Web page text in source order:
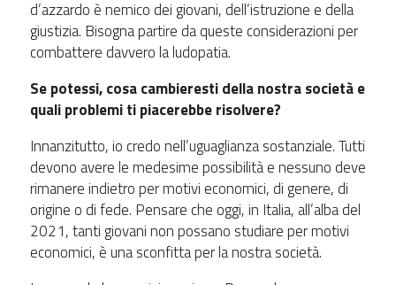
d’azzardo è nemico dei giovani, dell’istruzione e della
giustizia. Bisogna partire da queste considerazioni per
combattere davvero la ludopatia.
Se potessi, cosa cambieresti della nostra società e
quali problemi ti piacerebbe risolvere?
Innanzitutto, io credo nell’uguaglianza sostanziale. Tutti
devono avere le medesime possibilità e nessuno deve
rimanere indietro per motivi economici, di genere, di
origine o di fede. Pensare che oggi, in Italia, all’alba del
2021, tanti giovani non possano studiare per motivi
economici, è una sconfitta per la nostra società.